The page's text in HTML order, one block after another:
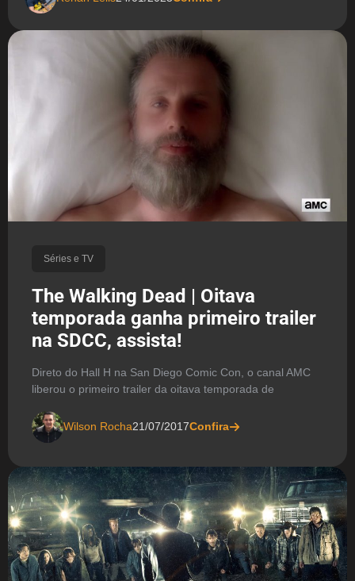
Séries e TV
The Walking Dead | Oitava
temporada ganha primeiro trailer
na SDCC, assista!
Direto do Hall H na San Diego Comic Con, o canal AMC
liberou o primeiro trailer da oitava temporada de
Wilson Rocha21/07/2017Confira